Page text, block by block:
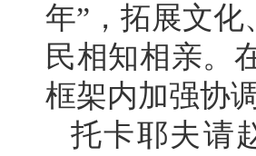
年”，拓展文
民相知相亲。
框架内加强协
托卡耶夫请